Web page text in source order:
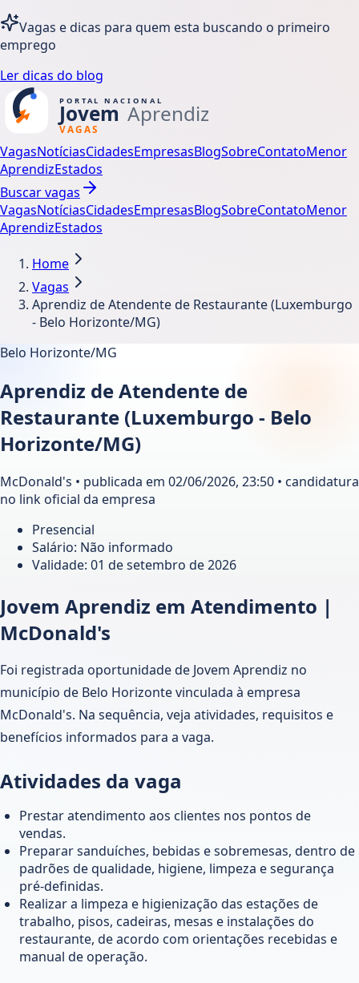
Vagas e dicas para quem esta buscando o primeiro
emprego
Ler dicas do blog
VagasNotíciasCidadesEmpresasBlogSobreContatoMenor
AprendizEstados
Buscar vagas
VagasNotíciasCidadesEmpresasBlogSobreContatoMenor
AprendizEstados
Home
Vagas
Aprendiz de Atendente de Restaurante (Luxemburgo
- Belo Horizonte/MG)
Belo Horizonte/MG
Aprendiz de Atendente de
Restaurante (Luxemburgo - Belo
Horizonte/MG)
McDonald's • publicada em 02/06/2026, 23:50 • candidatura
no link oficial da empresa
Presencial
Salário: Não informado
Validade: 01 de setembro de 2026
Jovem Aprendiz em Atendimento |
McDonald's
Foi registrada oportunidade de Jovem Aprendiz no
município de Belo Horizonte vinculada à empresa
McDonald's. Na sequência, veja atividades, requisitos e
benefícios informados para a vaga.
Atividades da vaga
Prestar atendimento aos clientes nos pontos de
vendas.
Preparar sanduíches, bebidas e sobremesas, dentro de
padrões de qualidade, higiene, limpeza e segurança
pré-definidas.
Realizar a limpeza e higienização das estações de
trabalho, pisos, cadeiras, mesas e instalações do
restaurante, de acordo com orientações recebidas e
manual de operação.